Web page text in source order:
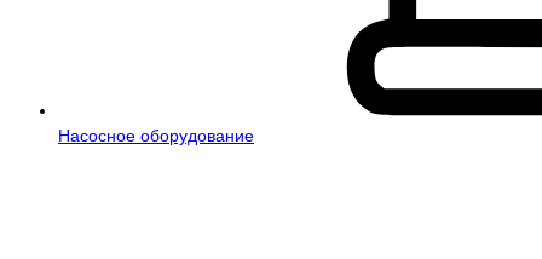
Насосное оборудование